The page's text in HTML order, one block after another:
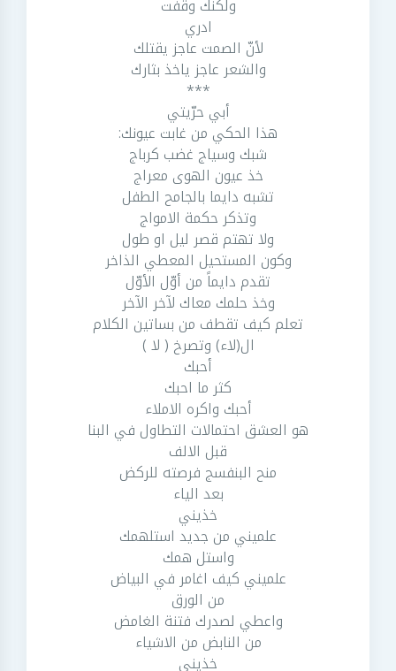
ولكنك وقفت
ادري
لأنّ الصمت عاجز يقتلك
والشعر عاجز ياخذ بثارك
***
أبي حرّيتي
هذا الحكي من غابت عيونك:
شبك وسياج غضب كرباج
خذ عيون الهوى معراج
تشبه دايما بالجامح الطفل
وتذكر حكمة الامواج
ولا تهتم قصر ليل او طول
وكون المستحيل المعطي الذاخر
تقدم دايماً من أوّل الأوّل
وخذ حلمك معاك لآخر الآخر
تعلم كيف تقطف من بساتين الكلام
ال(لاء) وتصرخ ( لا )
أحبك
كثر ما احبك
أحبك واكره الاملاء
هو العشق احتمالات التطاول في البنا
قبل الالف
منح البنفسج فرصته للركض
بعد الياء
خذيني
علميني من جديد استلهمك
واستل همك
علميني كيف اغامر في البياض
من الورق
واعطي لصدرك فتنة الغامض
من النابض من الاشياء
خذيني